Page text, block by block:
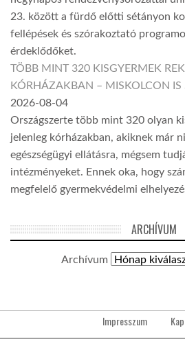
23. között a fürdő előtti sétányon
fellépések és szórakoztató
érdeklődőket.
TÖBB MINT 320 KISGYERMEK
KÓRHÁZAKBAN – MISKOLCON IS
2026-08-04
Országszerte több mint 320 olyan
jelenleg kórházakban, akiknek már
egészségügyi ellátásra, mégsem
intézményeket. Ennek oka, hogy
megfelelő gyermekvédelmi
ARCHÍVUM
Archívum
Impresszum